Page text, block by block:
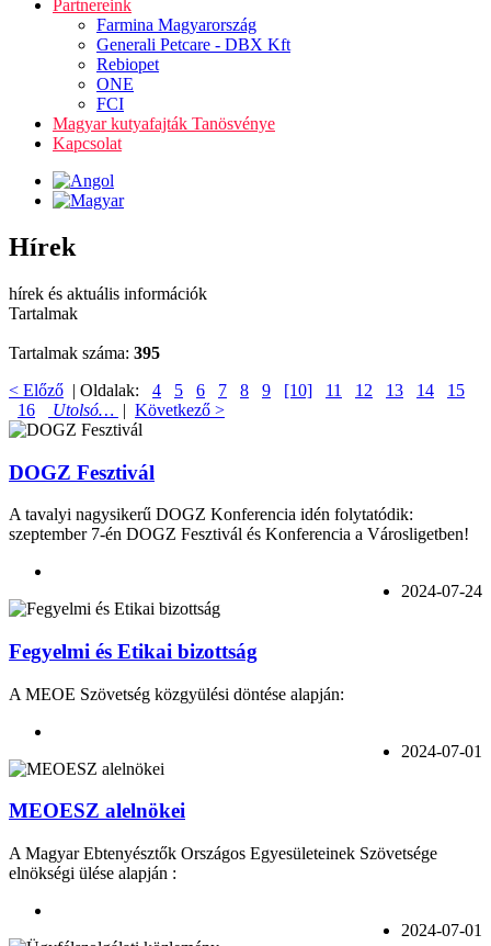
Partnereink
Farmina Magyarország
Generali Petcare - DBX Kft
Rebiopet
ONE
FCI
Magyar kutyafajták Tanösvénye
Kapcsolat
Hírek
hírek és aktuális információk
Tartalmak
Tartalmak száma: 395
< Előző | Oldalak: 4 5 6 7 8 9 [10] 11 12 13 14
15
16
Utolsó… | Következő >
DOGZ Fesztivál
A tavalyi nagysikerű DOGZ Konferencia idén folytatódik:
szeptember 7-én DOGZ Fesztivál és Konferencia a Városligetben!
2024-07-24
Fegyelmi és Etikai bizottság
A MEOE Szövetség közgyülési döntése alapján:
2024-07-01
MEOESZ alelnökei
A Magyar Ebtenyésztők Országos Egyesületeinek Szövetsége
elnökségi ülése alapján :
2024-07-01